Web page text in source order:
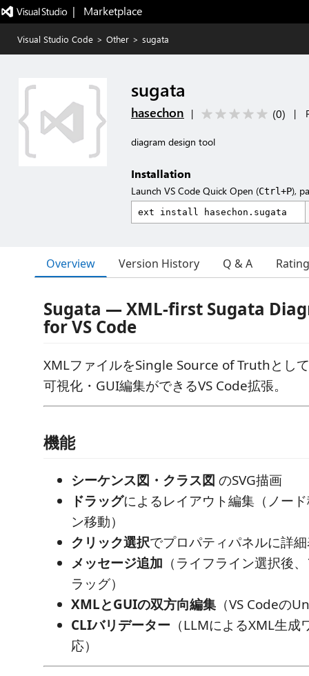
|   Marketplace
Visual Studio Code > Other > sugata
sugata
hasechon | (0) |
diagram design tool
Installation
Launch VS Code Quick Open (Ctrl+P),
Overview Version History Q & A
Sugata — XML-first Sugata
for VS Code
XMLファイルをSingle Source of Truthとし
可視化・GUI編集ができるVS Code拡張。
機能
シーケンス図・クラス図 のSVG描画
ドラッグによるレイアウト編集（ノー
ン移動）
クリック選択でプロパティパネルに詳
メッセージ追加 （ライフライン選択後
ラッグ）
XMLとGUIの双方向編集 （VS Codeの
CLIバリデーター （LLMによるXML生
応）